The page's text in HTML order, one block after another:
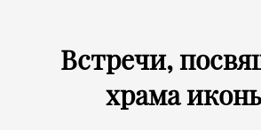
Встречи,
храма